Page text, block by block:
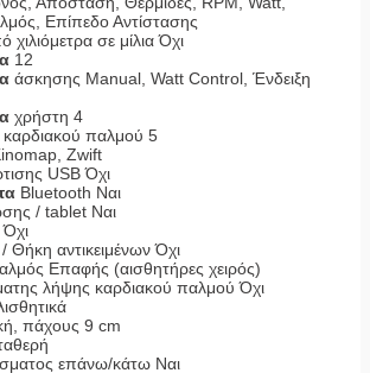
Επίπεδο Αντίστασης
χιλιόμετρα σε μίλια Όχι
12
άσκησης Manual, Watt Control, Ένδειξη
χρήστη 4
παλμού 5
Zwift
USB Όχι
Bluetooth Ναι
/ tablet Ναι
Όχι
/ Θήκη αντικειμένων Όχι
Επαφής (αισθητήρες χειρός)
λήψης καρδιακού παλμού Όχι
πάχους 9 cm
επάνω/κάτω Ναι